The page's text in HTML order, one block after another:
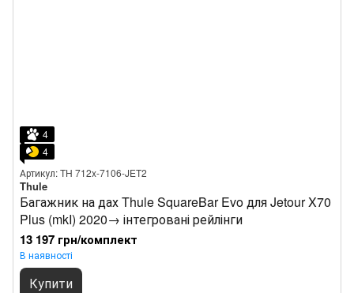
4
4
Артикул: TH 712x-7106-JET2
Thule
Багажник на дах Thule SquareBar Evo для Jetour X70
Plus (mkI) 2020→ інтегровані рейлінги
13 197 грн/комплект
В наявності
Купити